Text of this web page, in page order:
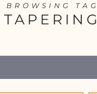
BROWSING TAG
TAPERING